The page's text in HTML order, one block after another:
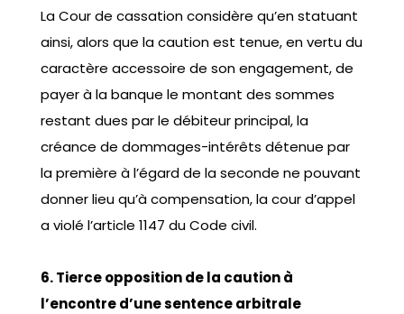
La Cour de cassation considère qu’en statuant
ainsi, alors que la caution est tenue, en vertu du
caractère accessoire de son engagement, de
payer à la banque le montant des sommes
restant dues par le débiteur principal, la
créance de dommages-intérêts détenue par
la première à l’égard de la seconde ne pouvant
donner lieu qu’à compensation, la cour d’appel
a violé l’article 1147 du Code civil.
6. Tierce opposition de la caution à
l’encontre d’une sentence arbitrale